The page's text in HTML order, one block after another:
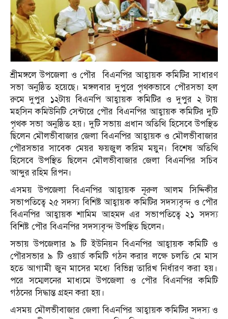
শ্রীমঙ্গলে উপজেলা ও পৌর বিএনপির আহ্বায়ক কমিটির সাধারণ
সভা অনুষ্ঠিত হয়েছে। মঙ্গলবার দুপুরে পৃথকভাবে পৌরসভা হল
রুমে দুপুর ১২টায় বিএনপি আহ্বায়ক কমিটির ও দুপুর ২ টায়
মহসিন কমিউনিটি সেন্টারে পৌর বিএনপির আহ্বায়ক কমিটির দুটি
পৃথক সভা অনুষ্ঠিত হয়। দুটি সভায় প্রধান অতিথি হিসেবে উপস্থিত
ছিলেন মৌলভীবাজার জেলা বিএনপির আহ্বায়ক ও মৌলভীবাজার
পৌরসভার সাবেক মেয়র ফয়জুল করিম ময়ুন। বিশেষ অতিথি
হিসেবে উপস্থিত ছিলেন মৌলভীবাজার জেলা বিএনপির সচিব
আব্দুর রহিম রিপন।
এসময় উপজেলা বিএনপির আহ্বায়ক নূরুল আলম সিদ্দিকীর
সভাপতিত্বে ২৫ সদস্য বিশিষ্ট আহ্বায়ক কমিটির সদস্যবৃন্দ ও পৌর
বিএনপির আহ্বায়ক শামিম আহমদ এর সভাপতিত্বে ২১ সদস্য
বিশিষ্ট পৌর বিএনপির সদস্যবৃন্দ উপস্থিত ছিলেন।
সভায় উপজেলার ৯ টি ইউনিয়ন বিএনপির আহ্বায়ক কমিটি ও
পৌরসভার ৯ টি ওয়ার্ড কমিটি গঠন করার লক্ষে চলতি মে মাস
হতে আগামী জুন মাসের মধ্যে বিভিন্ন তারিখ নির্ধারণ করা হয়।
পরে সম্মেলনের মাধ্যমে উপজেলা ও পৌর বিএনপির কমিটি
গঠনের সিদ্ধান্ত গ্রহন করা হয়।
এসময় মৌলভীবাজার জেলা বিএনপির আহ্বায়ক কমিটির সদস্য ও